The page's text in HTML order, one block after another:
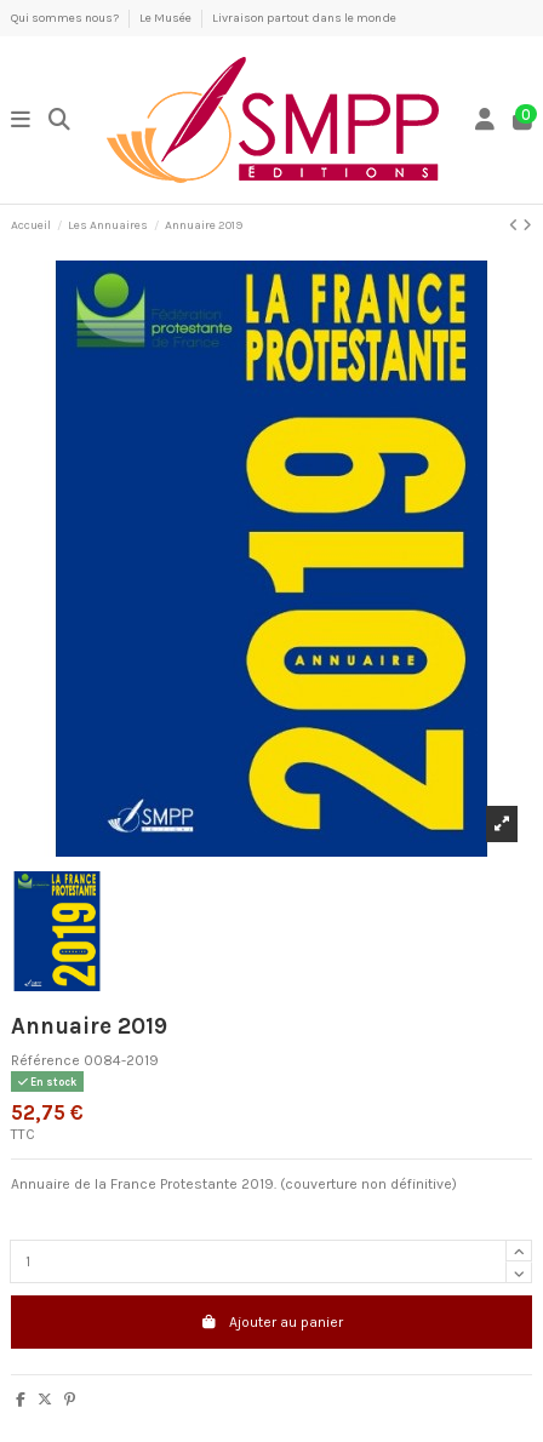
Qui sommes nous? Le Musée Livraison partout dans le monde
0
Accueil Les Annuaires Annuaire 2019
Annuaire 2019
Référence 0084-2019
En stock
52,75 €
TTC
Annuaire de la France Protestante 2019. (couverture non définitive)
Ajouter au panier